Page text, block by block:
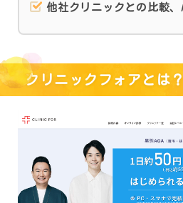
他社クリニックとの比較、
クリニックフォアとは